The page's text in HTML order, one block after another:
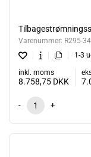
Varenummer: R295-
1-3
inkl. moms
8.758,75 DKK
- +